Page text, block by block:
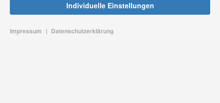
Impressum | Datenschutzerklärung
Individuelle Einstellungen